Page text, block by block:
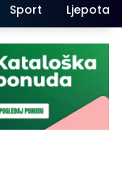
Sport Ljepota i